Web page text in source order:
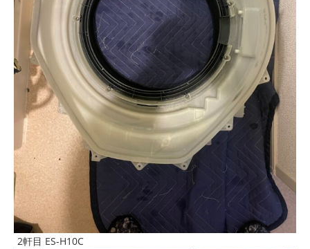
2軒目 ES-H10C